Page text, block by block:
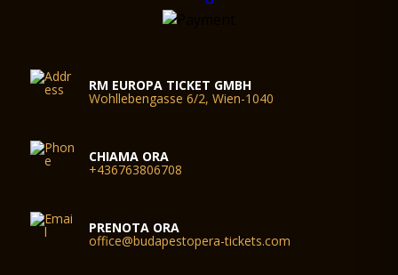
RM EUROPA TICKET GMBH
Wohllebengasse 6/2, Wien-1040
CHIAMA ORA
+436763806708
PRENOTA ORA
office@budapestopera-tickets.com